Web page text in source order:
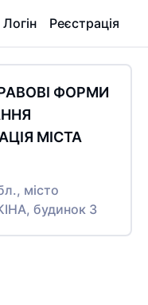
Логін Реєстрація
ФОРМИ
МІСТА
місто
будинок 3